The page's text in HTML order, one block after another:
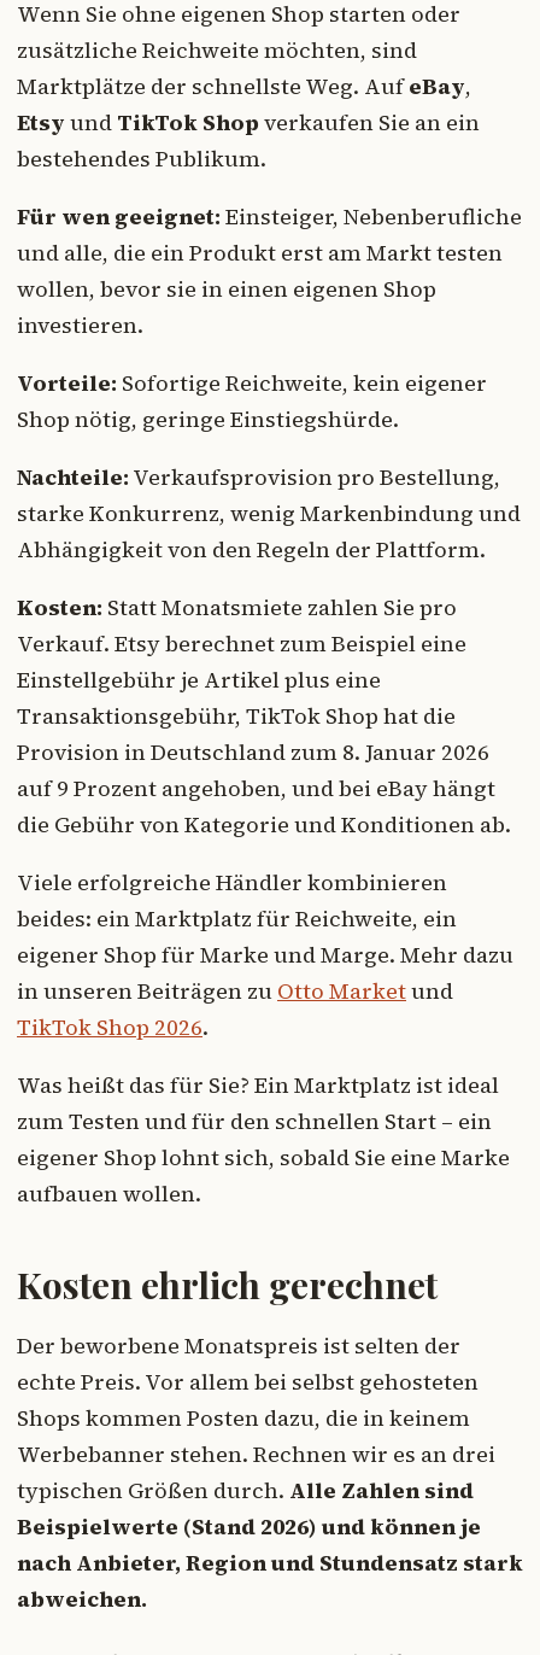
Wenn Sie ohne eigenen Shop starten oder
zusätzliche Reichweite möchten, sind
Marktplätze der schnellste Weg. AufeBay,
Etsy und TikTok Shop verkaufen Sie an ein
bestehendes Publikum.
Für wen geeignet: Einsteiger, Nebenberufliche
und alle, die ein Produkt erst am Markt testen
wollen, bevor sie in einen eigenen Shop
investieren.
Vorteile: Sofortige Reichweite, kein eigener
Shop nötig, geringe Einstiegshürde.
Nachteile: Verkaufsprovision pro Bestellung,
starke Konkurrenz, wenig Markenbindung und
Abhängigkeit von den Regeln der Plattform.
Kosten: Statt Monatsmiete zahlen Sie pro
Verkauf. Etsy berechnet zum Beispiel eine
Einstellgebühr je Artikel plus eine
Transaktionsgebühr, TikTok Shop hat die
Provision in Deutschland zum 8. Januar 2026
auf 9 Prozent angehoben, und bei eBay hängt
die Gebühr von Kategorie und Konditionen ab.
Viele erfolgreiche Händler kombinieren
beides: ein Marktplatz für Reichweite, ein
eigener Shop für Marke und Marge. Mehr dazu
in unseren Beiträgen zu Otto Marketund
TikTok Shop 2026.
Was heißt das für Sie? Ein Marktplatz ist ideal
zum Testen und für den schnellen Start – ein
eigener Shop lohnt sich, sobald Sie eine Marke
aufbauen wollen.
Kosten ehrlich gerechnet
Der beworbene Monatspreis ist selten der
echte Preis. Vor allem bei selbst gehosteten
Shops kommen Posten dazu, die in keinem
Werbebanner stehen. Rechnen wir es an drei
typischen Größen durch. Alle Zahlen sind
Beispielwerte (Stand 2026) und können je
nach Anbieter, Region und Stundensatz stark
abweichen.